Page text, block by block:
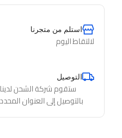
استلم من متجرنا
لالتقاط اليوم
التوصيل
ستقوم شركة الشحن لدينا
بالتوصيل إلى العنوان المحدد